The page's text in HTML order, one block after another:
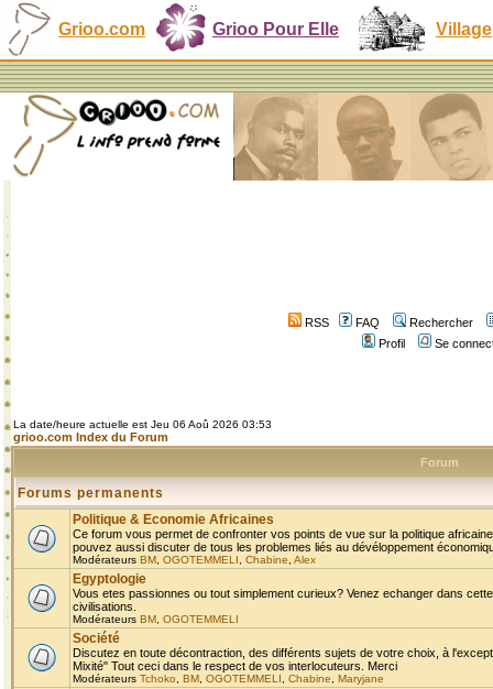
Grioo.com Grioo Pour Elle Village
RSS FAQ
Rechercher
Profil
Se
La date/heure actuelle est Jeu 06 Aoû 2026 03:53
grioo.com Index du Forum
Forum
Forums permanents
Politique & Economie Africaines
Ce forum vous permet de confronter vos points de vue sur la politique
pouvez aussi discuter de tous les problemes liés au dévéloppement
Modérateurs BM OGOTEMMELI Chabine Alex
Egyptologie
Vous etes passionnes ou tout simplement curieux? Venez echanger dans
civilisations.
Modérateurs BM OGOTEMMELI
Société
Discutez en toute décontraction, des différents sujets de votre choix, à
Mixité" Tout ceci dans le respect de vos interlocuteurs. Merci
Modérateurs Tchoko BM OGOTEMMELI Chabine Maryjane